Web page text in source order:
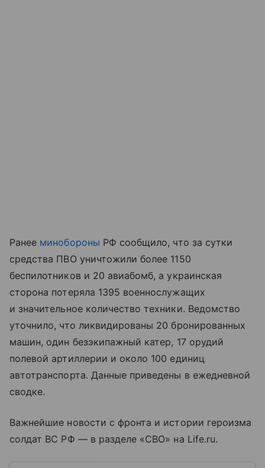
Ранее минобороны РФ сообщило, что за сутки
средства ПВО уничтожили более 1150
беспилотников и 20 авиабомб, а украинская
сторона потеряла 1395 военнослужащих
и значительное количество техники. Ведомство
уточнило, что ликвидированы 20 бронированных
машин, один безэкипажный катер, 17 орудий
полевой артиллерии и около 100 единиц
автотранспорта. Данные приведены в ежедневной
сводке.
Важнейшие новости с фронта и истории героизма
солдат ВС РФ — в разделе «СВО» на Life.ru.